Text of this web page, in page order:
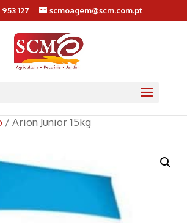
127 scmoagem@scm.com.pt
/ Arion Junior 15kg